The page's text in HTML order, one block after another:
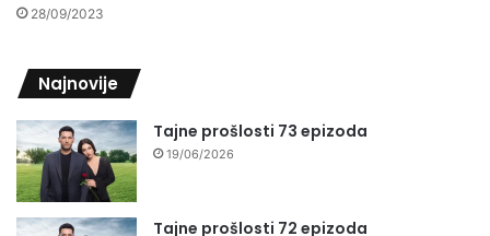
28/09/2023
Najnovije
Tajne prošlosti 73 epizoda
19/06/2026
Tajne prošlosti 72 epizoda